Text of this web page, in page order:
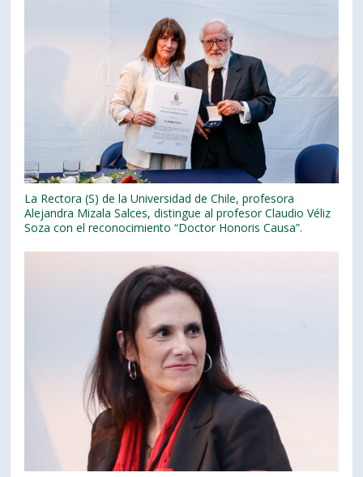
La Rectora (S) de la Universidad de Chile, profesora
Alejandra Mizala Salces, distingue al profesor Claudio Véliz
Soza con el reconocimiento “Doctor Honoris Causa”.